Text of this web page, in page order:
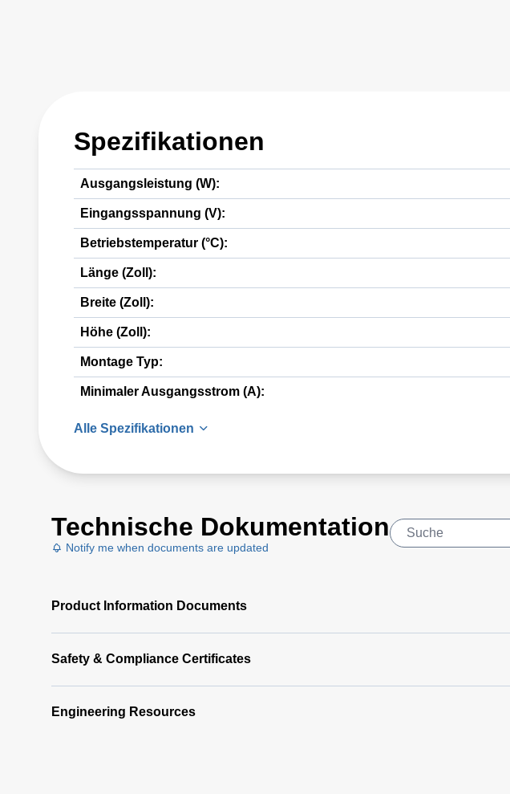
Spezifikationen
Ausgangsleistung (W):
Eingangsspannung (V):
Betriebstemperatur (°C):
Länge (Zoll):
Breite (Zoll):
Höhe (Zoll):
Montage Typ:
Minimaler Ausgangsstrom (A):
Alle Spezifikationen
Technische Dokumentation
Notify me when documents are updated
Product Information Documents
Safety & Compliance Certificates
Engineering Resources